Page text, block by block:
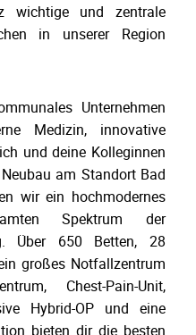
wichtige und zentrale
in unserer Region
Unternehmen
Medizin, innovative
und deine Kolleginnen
am Standort Bad
wir ein hochmodernes
Spektrum der
Über 650 Betten, 28
großes Notfallzentrum
Chest-Pain-Unit,
Hybrid-OP und eine
bieten dir die besten